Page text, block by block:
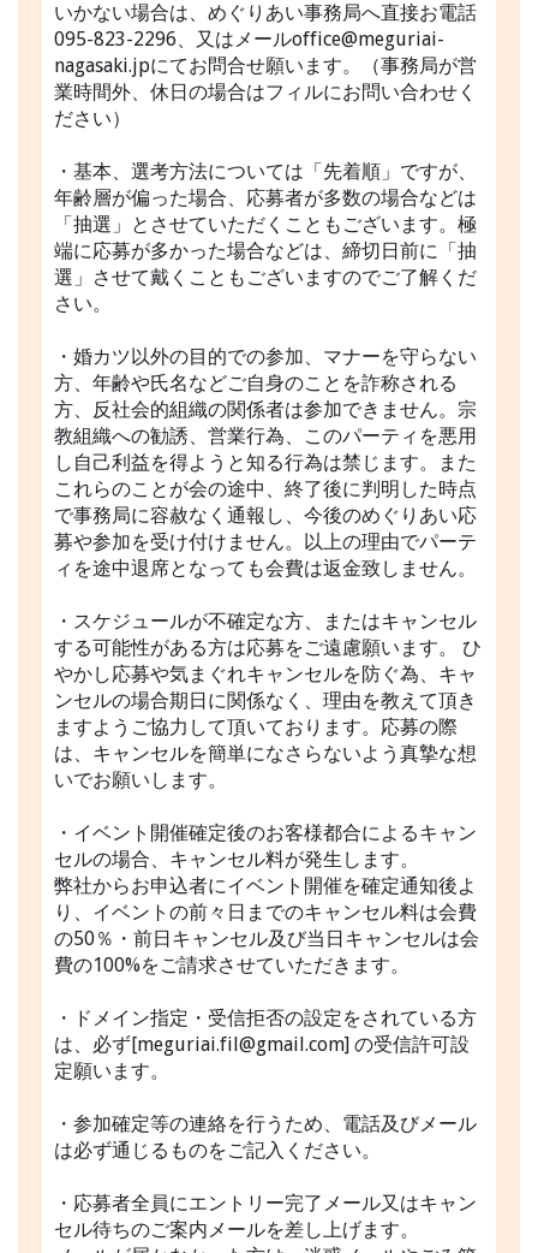
いかない場合は、めぐりあい事務局へ直接お電話
095-823-2296、又はメールoffice@meguriai-
nagasaki.jpにてお問合せ願います。（事務局が営
業時間外、休日の場合はフィルにお問い合わせく
ださい）
・基本、選考方法については「先着順」ですが、
年齢層が偏った場合、応募者が多数の場合などは
「抽選」とさせていただくこともございます。極
端に応募が多かった場合などは、締切日前に「抽
選」させて戴くこともございますのでご了解くだ
さい。
・婚カツ以外の目的での参加、マナーを守らない
方、年齢や氏名などご自身のことを詐称される
方、反社会的組織の関係者は参加できません。宗
教組織への勧誘、営業行為、このパーティを悪用
し自己利益を得ようと知る行為は禁じます。また
これらのことが会の途中、終了後に判明した時点
で事務局に容赦なく通報し、今後のめぐりあい応
募や参加を受け付けません。以上の理由でパーテ
ィを途中退席となっても会費は返金致しません。
・スケジュールが不確定な方、またはキャンセル
する可能性がある方は応募をご遠慮願います。 ひ
やかし応募や気まぐれキャンセルを防ぐ為、キャ
ンセルの場合期日に関係なく、理由を教えて頂き
ますようご協力して頂いております。応募の際
は、キャンセルを簡単になさらないよう真摯な想
いでお願いします。
・イベント開催確定後のお客様都合によるキャン
セルの場合、キャンセル料が発生します。
弊社からお申込者にイベント開催を確定通知後よ
り、イベントの前々日までのキャンセル料は会費
の50％・前日キャンセル及び当日キャンセルは会
費の100%をご請求させていただきます。
・ドメイン指定・受信拒否の設定をされている方
は、必ず[meguriai.fil@gmail.com] の受信許可設
定願います。
・参加確定等の連絡を行うため、電話及びメール
は必ず通じるものをご記入ください。
・応募者全員にエントリー完了メール又はキャン
セル待ちのご案内メールを差し上げます。